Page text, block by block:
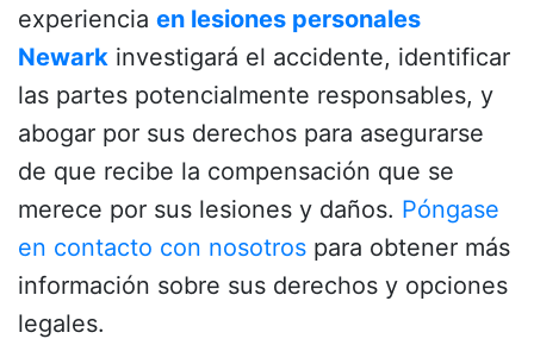
experiencia en lesiones personales
Newark investigará el accidente, identificar
las partes potencialmente responsables, y
abogar por sus derechos para asegurarse
de que recibe la compensación que se
merece por sus lesiones y daños. Póngase
en contacto con nosotros para obtener más
información sobre sus derechos y opciones
legales.